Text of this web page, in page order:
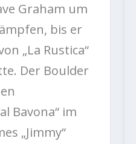
Graham um
bis er
„La Rustica“
Der Boulder
Bavona“ im
„Jimmy“